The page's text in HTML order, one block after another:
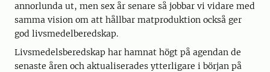
annorlunda ut, men sex år senare så jobbar vi vidare med
samma vision om att hållbar matproduktion också ger
god livsmedelberedskap.
Livsmedelsberedskap har hamnat högt på agendan de
senaste åren och aktualiserades ytterligare i början på